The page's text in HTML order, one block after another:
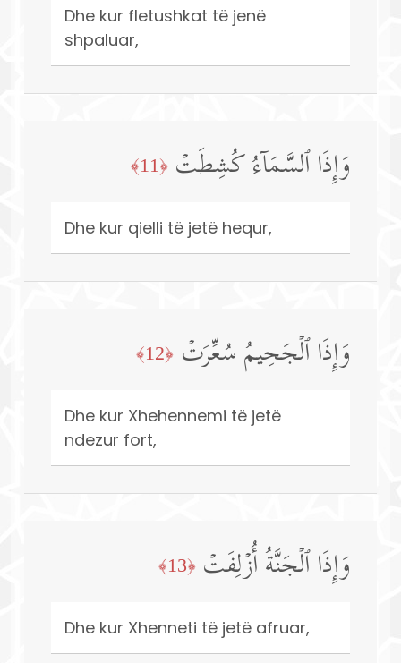
Dhe kur fletushkat të jenë
shpaluar,
وَإِذَا ٱلسَّمَاۤءُ كُشِطَتۡ ﴿11﴾
Dhe kur qielli të jetë hequr,
وَإِذَا ٱلۡجَحِیمُ سُعِّرَتۡ ﴿12﴾
Dhe kur Xhehennemi të jetë
ndezur fort,
وَإِذَا ٱلۡجَنَّةُ أُزۡلِفَتۡ ﴿13﴾
Dhe kur Xhenneti të jetë afruar,